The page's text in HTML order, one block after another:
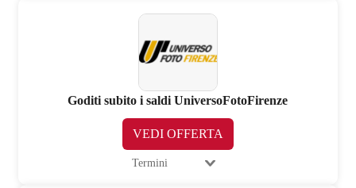
Goditi subito i saldi UniversoFotoFirenze
VEDI OFFERTA
Termini